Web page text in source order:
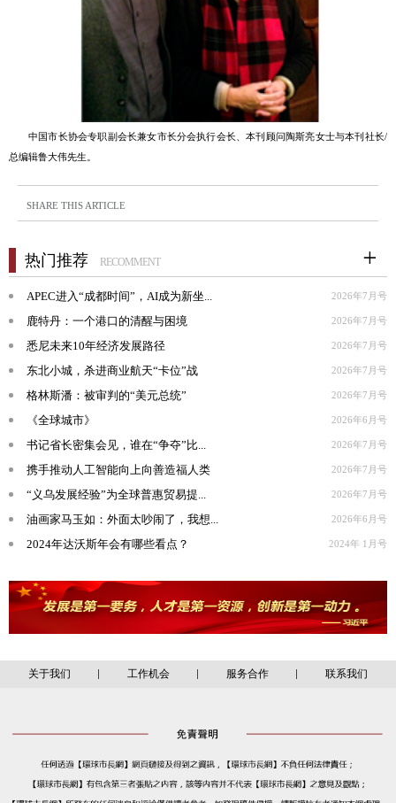
中国市长协会专职副会长兼女市长分会执行会长、本刊顾问陶斯亮女士与本刊社长/
总编辑鲁大伟先生。
SHARE THIS ARTICLE
热门推荐 RECOMMENT
APEC进入“成都时间”，AI成为新坐... 2026年7月号
鹿特丹：一个港口的清醒与困境 2026年7月号
悉尼未来10年经济发展路径 2026年7月号
东北小城，杀进商业航天“卡位”战 2026年7月号
格林斯潘：被审判的“美元总统” 2026年7月号
《全球城市》 2026年6月号
书记省长密集会见，谁在“争夺”比... 2026年7月号
携手推动人工智能向上向善造福人类 2026年7月号
“义乌发展经验”为全球普惠贸易提... 2026年7月号
油画家马玉如：外面太吵闹了，我想... 2026年6月号
2024年达沃斯年会有哪些看点？ 2024年 1月号
关于我们 工作机会 服务合作 联系我们